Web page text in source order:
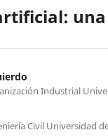
Industrial
Civil Universidad